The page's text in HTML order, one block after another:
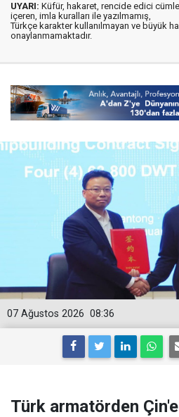
UYARI: Küfür, hakaret, rencide edici
içeren, imla kuralları ile yazılmamış,
Türkçe karakter kullanılmayan ve büyük
onaylanmamaktadır.
08:36
07 Ağustos 2026
Türk armatörden